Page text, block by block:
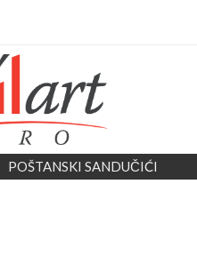
POŠTANSKI SANDUČIĆI